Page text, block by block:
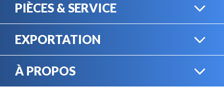
PIÈCES & SERVICE
EXPORTATION
À PROPOS